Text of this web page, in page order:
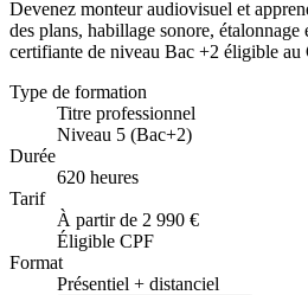
Devenez monteur audiovisuel et
des plans, habillage sonore,
certifiante de niveau Bac +2 éligible au
Type de formation
Titre professionnel
Niveau 5 (Bac+2)
Durée
620 heures
Tarif
À partir de 2 990 €
Éligible CPF
Format
Présentiel + distanciel